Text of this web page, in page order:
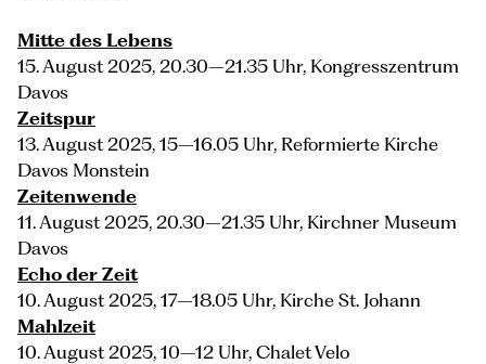
Mitte des Lebens
15. August 2025, 20.30–21.35 Uhr, Kongresszentrum
Davos
Zeitspur
13. August 2025, 15–16.05 Uhr, Reformierte Kirche
Davos Monstein
Zeitenwende
11. August 2025, 20.30–21.35 Uhr, Kirchner Museum
Davos
Echo der Zeit
10. August 2025, 17–18.05 Uhr, Kirche St. Johann
Mahlzeit
10. August 2025, 10–12 Uhr, Chalet Velo